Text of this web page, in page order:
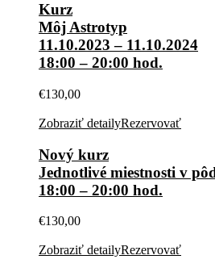
Kurz
Môj Astrotyp
11.10.2023 – 11.10.2024
18:00 – 20:00 hod.
€130,00
Zobraziť detailyRezervovať
Nový kurz
Jednotlivé miestnosti v
18:00 – 20:00 hod.
€130,00
Zobraziť detailyRezervovať